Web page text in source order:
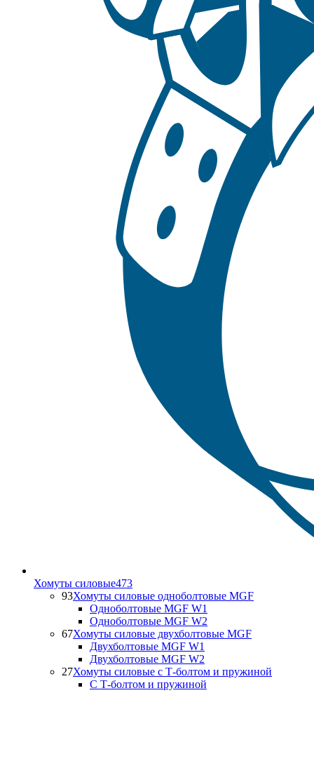
Хомуты силовые473
93Хомуты силовые одноболтовые MGF
Одноболтовые MGF W1
Одноболтовые MGF W2
67Хомуты силовые двухболтовые MGF
Двухболтовые MGF W1
Двухболтовые MGF W2
27Хомуты силовые с Т-болтом и пружиной
С Т-болтом и пружиной